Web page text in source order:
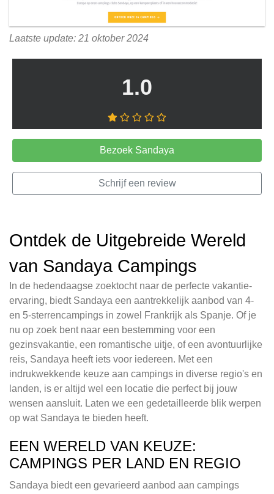
Laatste update: 21 oktober 2024
1.0
Bezoek Sandaya
Schrijf een review
Ontdek de Uitgebreide Wereld
van Sandaya Campings
In de hedendaagse zoektocht naar de perfecte vakantie-
ervaring, biedt Sandaya een aantrekkelijk aanbod van 4-
en 5-sterrencampings in zowel Frankrijk als Spanje. Of je
nu op zoek bent naar een bestemming voor een
gezinsvakantie, een romantische uitje, of een avontuurlijke
reis, Sandaya heeft iets voor iedereen. Met een
indrukwekkende keuze aan campings in diverse regio's en
landen, is er altijd wel een locatie die perfect bij jouw
wensen aansluit. Laten we een gedetailleerde blik werpen
op wat Sandaya te bieden heeft.
EEN WERELD VAN KEUZE:
CAMPINGS PER LAND EN REGIO
Sandaya biedt een gevarieerd aanbod aan campings